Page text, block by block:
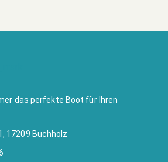
das perfekte Boot für Ihren
17209 Buchholz